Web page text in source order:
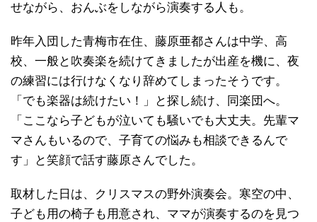
せながら、おんぶをしながら演奏する人も。
昨年入団した青梅市在住、藤原亜都さんは中学、高
校、一般と吹奏楽を続けてきましたが出産を機に、夜
の練習には行けなくなり辞めてしまったそうです。
「でも楽器は続けたい！」と探し続け、同楽団へ。
「ここなら子どもが泣いても騒いでも大丈夫。先輩マ
マさんもいるので、子育ての悩みも相談できるんで
す」と笑顔で話す藤原さんでした。
取材した日は、クリスマスの野外演奏会。寒空の中、
子ども用の椅子も用意され、ママが演奏するのを見つ